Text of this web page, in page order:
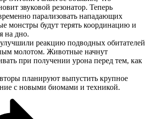
звуковой резонатор. Теперь
парализовать нападающих
монстры будут терять координацию и
на дно.
реакцию подводных обитателей
молотом. Животные начнут
при получении урона перед тем, как
планируют выпустить крупное
с новыми биомами и техникой.